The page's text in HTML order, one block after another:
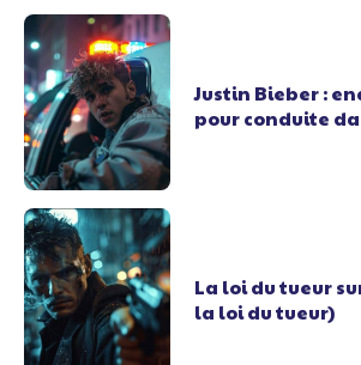
Justin Bieber :
pour conduite
La loi du tueur
la loi du tueur)